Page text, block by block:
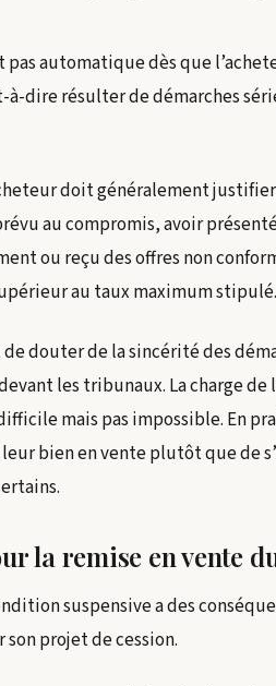
automatique dès que
dire résulter de démarches
doit généralement
au compromis, avoir
ou reçu des offres non
au taux maximum stipulé.
douter de la sincérité des
les tribunaux. La charge de
mais pas impossible. En
bien en vente plutôt que de
la remise en vente
suspensive a des
projet de cession.